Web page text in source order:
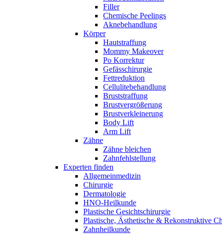
Filler
Chemische Peelings
Aknebehandlung
Körper
Hautstraffung
Mommy Makeover
Po Korrektur
Gefässchirurgie
Fettreduktion
Cellulitebehandlung
Bruststraffung
Brustvergrößerung
Brustverkleinerung
Body Lift
Arm Lift
Zähne
Zähne bleichen
Zahnfehlstellung
Experten finden
Allgemeinmedizin
Chirurgie
Dermatologie
HNO-Heilkunde
Plastische Gesichtschirurgie
Plastische, Ästhetische & Rekonstruktive
Zahnheilkunde